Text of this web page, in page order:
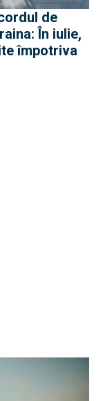
de
În iulie,
împotriva